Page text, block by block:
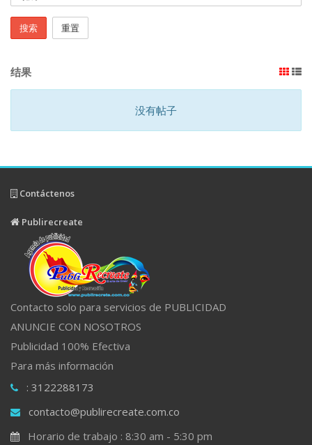
搜索 重置
结果
没有帖子
Contáctenos
Publirecreate
Contacto solo para servicios de PUBLICIDAD
ANUNCIE CON NOSOTROS
Publicidad 100% Efectiva
Para más información
: 3122288173
contacto@publirecreate.com.co
Horario de trabajo : 8:30 am - 5:30 pm